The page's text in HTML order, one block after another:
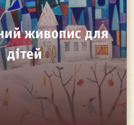
живопис для
дітей